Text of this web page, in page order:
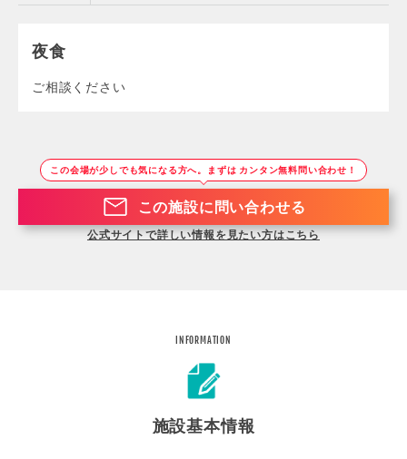
夜食
ご相談ください
この会場が少しでも気になる方へ。まずは カンタン無料問い合わせ！
この施設に問い合わせる
公式サイトで詳しい情報を見たい方はこちら
INFORMATION
施設基本情報